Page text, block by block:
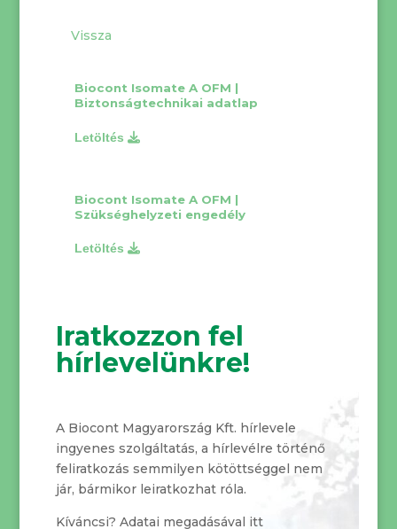
Biocont Isomate A OFM |
Biztonságtechnikai adatlap
Biocont Isomate A OFM |
Szükséghelyzeti engedély
Iratkozzon fel
hírlevelünkre!
A Biocont Magyarország Kft. hírlevele
ingyenes szolgáltatás, a hírlevélre történő
feliratkozás semmilyen kötöttséggel nem
jár, bármikor leiratkozhat róla.
Kíváncsi? Adatai megadásával itt